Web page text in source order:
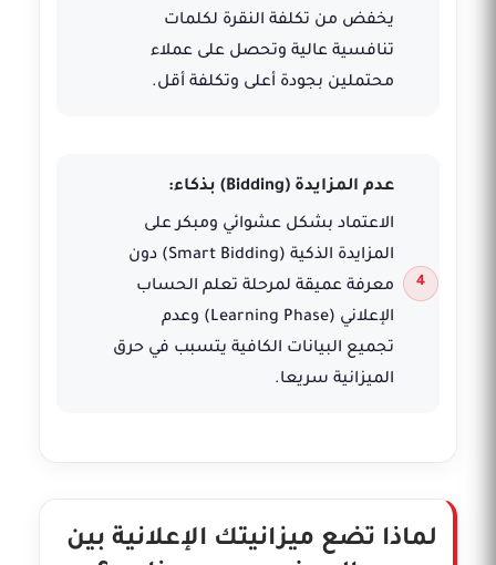
يخفض من تكلفة النقرة لكلمات
تنافسية عالية وتحصل على عملاء
محتملين بجودة أعلى وتكلفة أقل.
عدم المزايدة (Bidding) بذكاء:
الاعتماد بشكل عشوائي ومبكر على
المزايدة الذكية (Smart Bidding) دون
معرفة عميقة لمرحلة تعلم الحساب
الإعلاني (Learning Phase) وعدم
تجميع البيانات الكافية يتسبب في حرق
الميزانية سريعا.
لماذا تضع ميزانيتك الإعلانية بين